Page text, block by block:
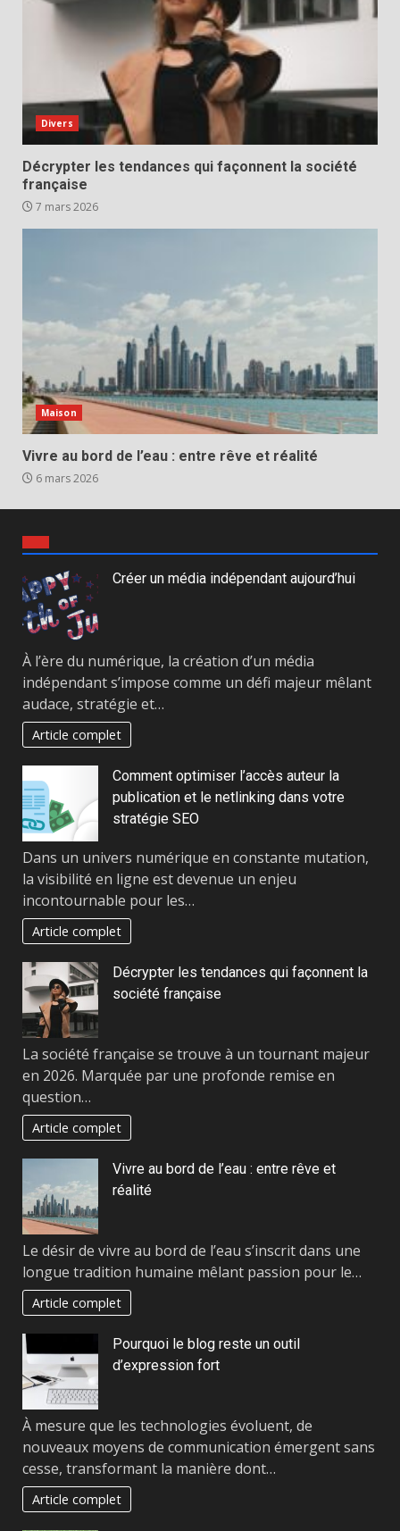
Divers
Décrypter les tendances qui façonnent la société
française
7 mars 2026
Maison
Vivre au bord de l’eau : entre rêve et réalité
6 mars 2026
Créer un média indépendant aujourd’hui
À l’ère du numérique, la création d’un média
indépendant s’impose comme un défi majeur mêlant
audace, stratégie et…
Article complet
Comment optimiser l’accès auteur la
publication et le netlinking dans votre
stratégie SEO
Dans un univers numérique en constante mutation,
la visibilité en ligne est devenue un enjeu
incontournable pour les…
Article complet
Décrypter les tendances qui façonnent la
société française
La société française se trouve à un tournant majeur
en 2026. Marquée par une profonde remise en
question…
Article complet
Vivre au bord de l’eau : entre rêve et
réalité
Le désir de vivre au bord de l’eau s’inscrit dans une
longue tradition humaine mêlant passion pour le…
Article complet
Pourquoi le blog reste un outil
d’expression fort
À mesure que les technologies évoluent, de
nouveaux moyens de communication émergent sans
cesse, transformant la manière dont…
Article complet